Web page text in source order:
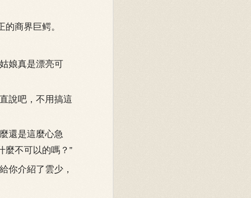
商界巨鳄。
娘真是漂亮可
說吧，不用搞這
還是這麼心急
麼不可以的嗎？”
你介紹了雲少，